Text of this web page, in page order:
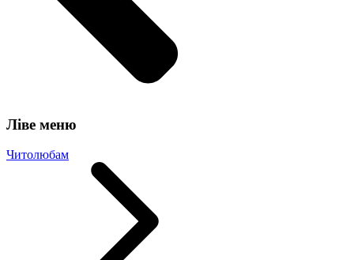
Ліве меню
Читолюбам